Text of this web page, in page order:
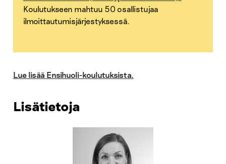
Koulutukseen mahtuu 50 osallistujaa
ilmoittautumisjärjestyksessä.
Lue lisää Ensihuoli-koulutuksista.
Lisätietoja